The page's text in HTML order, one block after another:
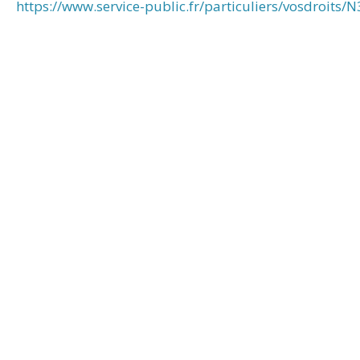
https://www.service-public.fr/particuliers/vosdroits/